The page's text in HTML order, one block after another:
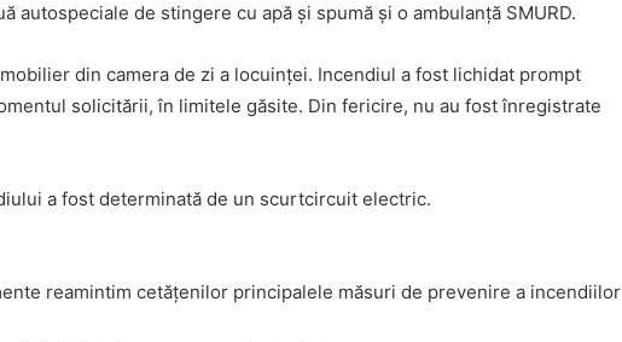
autospeciale de stingere cu apă și spumă și o ambulanță SMURD.
din camera de zi a locuinței. Incendiul a fost lichidat prompt
solicitării, în limitele găsite. Din fericire, nu au fost înregistrate
a fost determinată de un scurtcircuit electric.
reamintim cetățenilor principalele măsuri de prevenire a incendiilor